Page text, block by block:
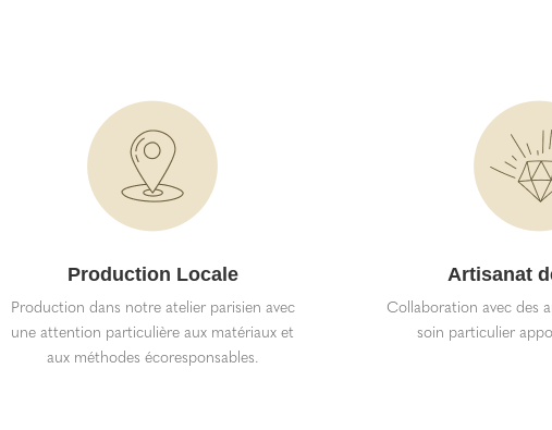
Production Locale
Production dans notre atelier parisien avec
une attention particulière aux matériaux et
aux méthodes écoresponsables.
Artisanat
Collaboration avec des
soin particulier